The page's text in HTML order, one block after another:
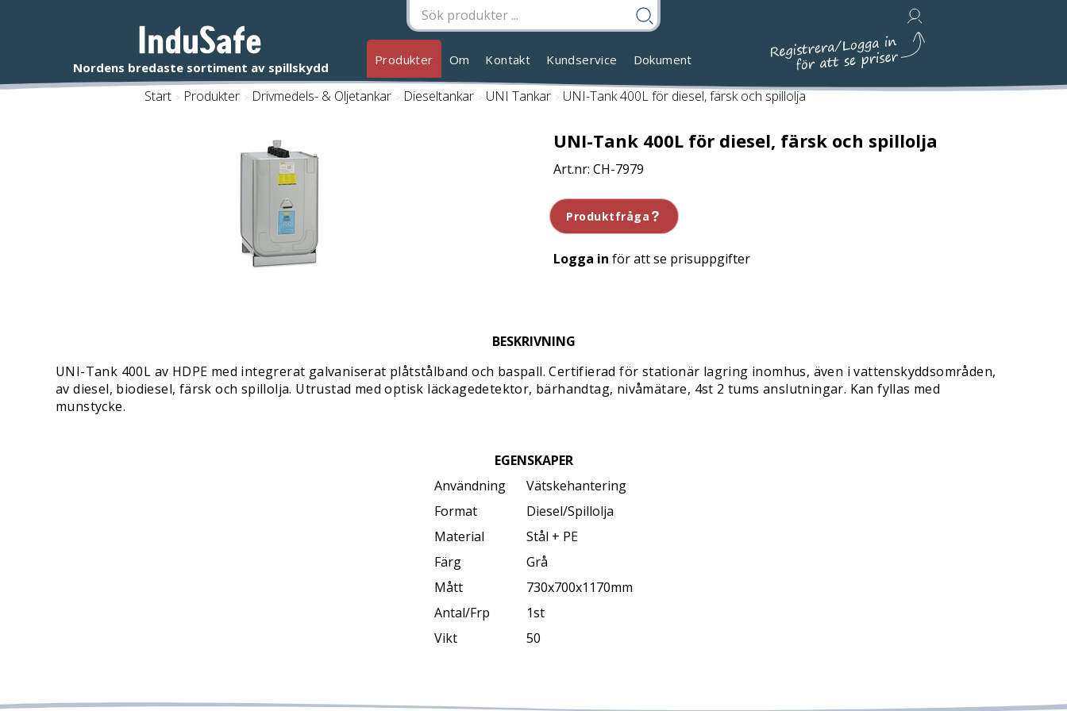
Produkter Om Kontakt Kundservice Dokument
Start / Produkter / Drivmedels- & Oljetankar / Dieseltankar / UNI Tankar / UNI-Tank 400L för diesel, färsk och spillolja
UNI-Tank 400L för diesel, färsk och spillolja
CH-7979
Produktfråga
Logga in för att se prisuppgifter
BESKRIVNING
UNI-Tank 400L av HDPE med integrerat galvaniserat plåtstålband och baspall. Certifierad för stationär lagring inomhus, även i vattenskyddsområden,
av diesel, biodiesel, färsk och spillolja. Utrustad med optisk läckagedetektor, bärhandtag, nivåmätare, 4st 2 tums anslutningar. Kan fyllas med
munstycke.
EGENSKAPER
Användning
Vätskehantering
Format
Diesel/Spillolja
Material
Stål + PE
Färg
Grå
Mått
730x700x1170mm
Antal/Frp
1st
Vikt
50